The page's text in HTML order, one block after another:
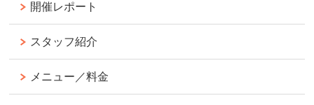
開催レポート
スタッフ紹介
メニュー／料金